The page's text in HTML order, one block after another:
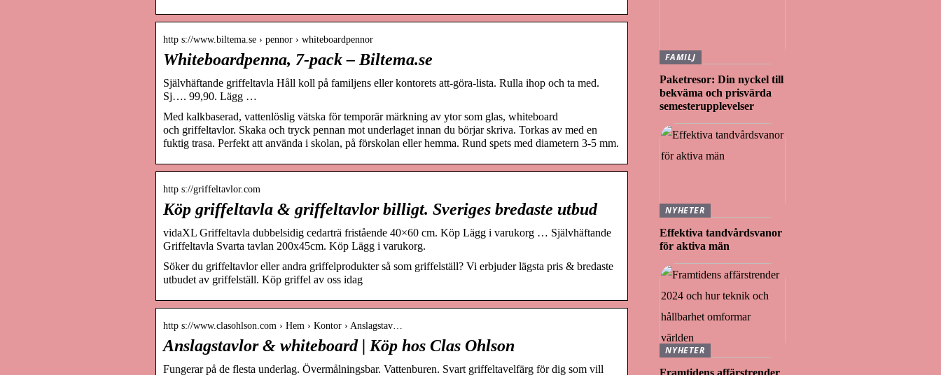
http s://www.biltema.se › pennor › whiteboardpennor
Whiteboardpenna, 7-pack – Biltema.se
Självhäftande griffeltavla Håll koll på familjens eller kontorets att-göra-lista. Rulla ihop och ta med.
Sj…. 99,90. Lägg …
Med kalkbaserad, vattenlöslig vätska för temporär märkning av ytor som glas, whiteboard
och griffeltavlor. Skaka och tryck pennan mot underlaget innan du börjar skriva. Torkas av med en
fuktig trasa. Perfekt att använda i skolan, på förskolan eller hemma. Rund spets med diametern 3-5 mm.
http s://griffeltavlor.com
Köp griffeltavla & griffeltavlor billigt. Sveriges bredaste utbud
vidaXL Griffeltavla dubbelsidig cedarträ fristående 40×60 cm. Köp Lägg i varukorg … Självhäftande
Griffeltavla Svarta tavlan 200x45cm. Köp Lägg i varukorg.
Söker du griffeltavlor eller andra griffelprodukter så som griffelställ? Vi erbjuder lägsta pris & bredaste
utbudet av griffelställ. Köp griffel av oss idag
http s://www.clasohlson.com › Hem › Kontor › Anslagstav…
Anslagstavlor & whiteboard | Köp hos Clas Ohlson
Fungerar på de flesta underlag. Övermålningsbar. Vattenburen. Svart griffeltavelfärg för dig som vill
FAMILJ
Paketresor: Din nyckel till
bekväma och prisvärda
semesterupplevelser
NYHETER
Effektiva tandvårdsvanor
för aktiva män
NYHETER
Framtidens affärstrender